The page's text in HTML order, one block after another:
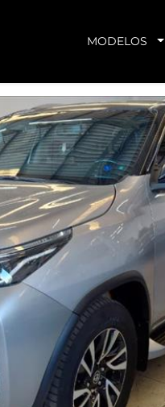
MODELOS